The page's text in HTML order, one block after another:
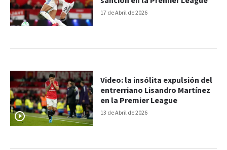
17 de Abril de 2026
13 de Abril de 2026
Video: la insólita expulsión del
entrerriano Lisandro Martínez
en la Premier League